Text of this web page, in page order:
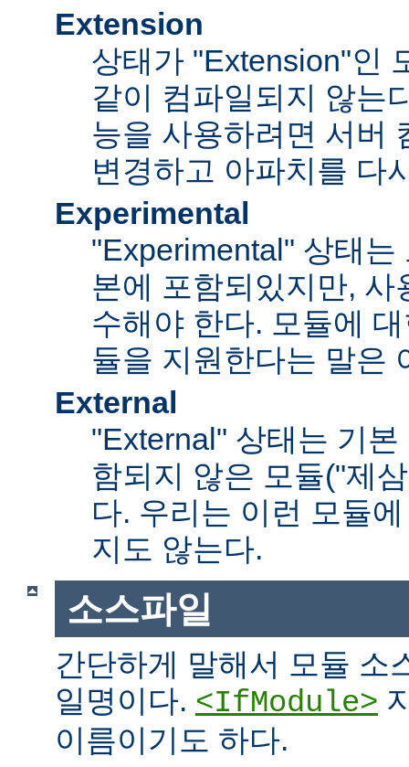
Extension
상태가 "Extension"인
같이 컴파일되지 않는
능을 사용하려면 서버
변경하고 아파치를 다
Experimental
"Experimental" 상태는
본에 포함되있지만, 사
수해야 한다. 모듈에
듈을 지원한다는 말은
External
"External" 상태는 기
함되지 않은 모듈("제
다. 우리는 이런 모듈
지도 않는다.
소스파일
간단하게 말해서 모듈 소
일명이다. <IfModule>
이름이기도 하다.